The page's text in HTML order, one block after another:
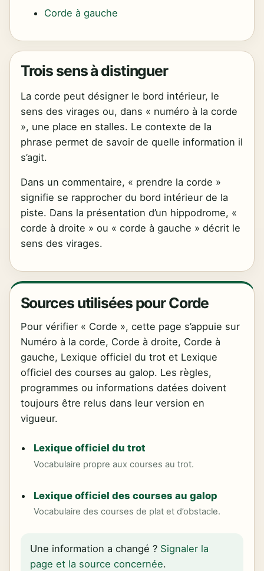
Corde à gauche
Trois sens à distinguer
La corde peut désigner le bord intérieur, le
sens des virages ou, dans « numéro à la corde
», une place en stalles. Le contexte de la
phrase permet de savoir de quelle information il
s’agit.
Dans un commentaire, « prendre la corde »
signifie se rapprocher du bord intérieur de la
piste. Dans la présentation d’un hippodrome, «
corde à droite » ou « corde à gauche » décrit le
sens des virages.
Sources utilisées pour Corde
Pour vérifier « Corde », cette page s’appuie sur
Numéro à la corde, Corde à droite, Corde à
gauche, Lexique officiel du trot et Lexique
officiel des courses au galop. Les règles,
programmes ou informations datées doivent
toujours être relus dans leur version en
vigueur.
Lexique officiel du trot
Vocabulaire propre aux courses au trot.
Lexique officiel des courses au galop
Vocabulaire des courses de plat et d’obstacle.
Une information a changé ? Signaler la
page et la source concernée.